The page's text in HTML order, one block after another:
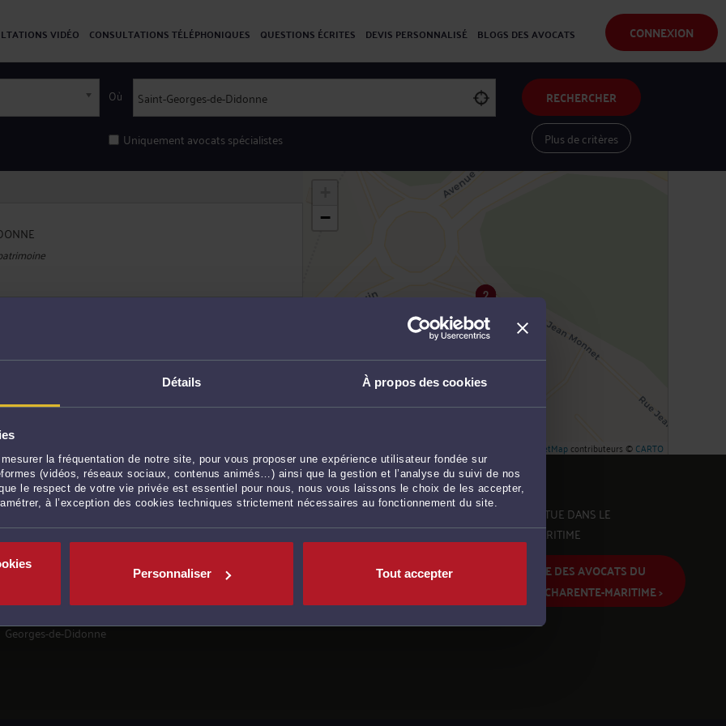
Détails À propos des cookies
la fréquentation de notre site, pour vous proposer une expérience utilisateur fondée sur
(vidéos, réseaux sociaux, contenus animés…) ainsi que la gestion et l’analyse du suivi de nos
le respect de votre vie privée est essentiel pour nous, nous vous laissons le choix de les accepter,
à l’exception des cookies techniques strictement nécessaires au fonctionnement du site.
Personnaliser Tout accepter
CONNEXION
VIDÉO CONSULTATIONS TÉLÉPHONIQUES QUESTIONS ÉCRITES DEVIS PERSONNALISÉ BLOGS DES AVOCATS
Où
Uniquement avocats spécialistes
RECHERCHER
Plus de critères
−
OpenStreetMapcontributeurs ©CARTO
PAR DOMAINE DE COMPÉTENCE
Avocats endroit de la famille, des personnes, et de la
consommationà Saint-Georges-de-Didonne
Avocats en droit du travail et droit de la sécurité sociale
Avocats en procédure civile, procédure d'appelà Saint-
Georges-de-Didonne
SAINT-GEORGES-DE-DIDONNE SE SITUE DANS LE
DÉPARTEMENT DE LA CHARENTE-MARITIME
ACCÉDER À LA LISTE DES AVOCATS DU
DÉPARTEMENT DE LA CHARENTE-MARITIME >